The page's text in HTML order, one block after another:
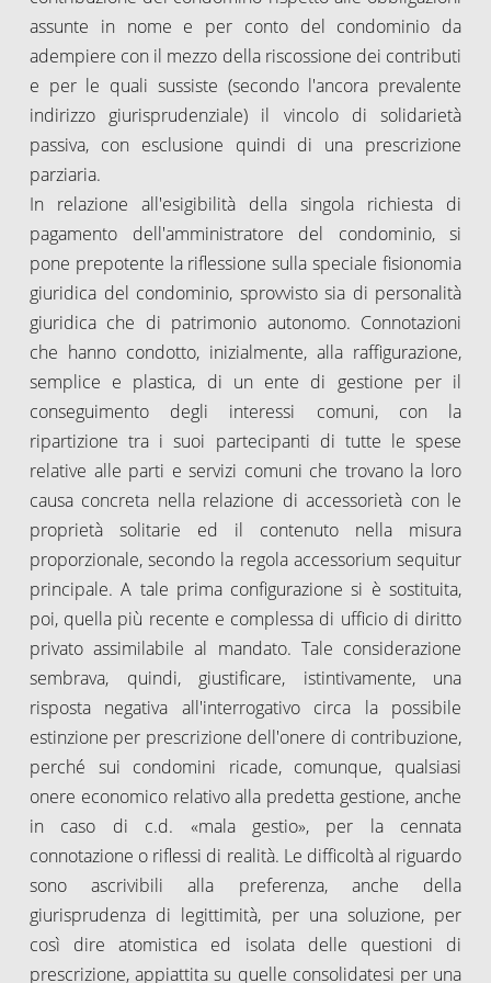
assunte in nome e per conto del condominio da
adempiere con il mezzo della riscossione dei contributi
e per le quali sussiste (secondo l'ancora prevalente
indirizzo giurisprudenziale) il vincolo di solidarietà
passiva, con esclusione quindi di una prescrizione
parziaria.
In relazione all'esigibilità della singola richiesta di
pagamento dell'amministratore del condominio, si
pone prepotente la riflessione sulla speciale fisionomia
giuridica del condominio, sprovvisto sia di personalità
giuridica che di patrimonio autonomo. Connotazioni
che hanno condotto, inizialmente, alla raffigurazione,
semplice e plastica, di un ente di gestione per il
conseguimento degli interessi comuni, con la
ripartizione tra i suoi partecipanti di tutte le spese
relative alle parti e servizi comuni che trovano la loro
causa concreta nella relazione di accessorietà con le
proprietà solitarie ed il contenuto nella misura
proporzionale, secondo la regola accessorium sequitur
principale. A tale prima configurazione si è sostituita,
poi, quella più recente e complessa di ufficio di diritto
privato assimilabile al mandato. Tale considerazione
sembrava, quindi, giustificare, istintivamente, una
risposta negativa all'interrogativo circa la possibile
estinzione per prescrizione dell'onere di contribuzione,
perché sui condomini ricade, comunque, qualsiasi
onere economico relativo alla predetta gestione, anche
in caso di c.d. «mala gestio», per la cennata
connotazione o riflessi di realità. Le difficoltà al riguardo
sono ascrivibili alla preferenza, anche della
giurisprudenza di legittimità, per una soluzione, per
così dire atomistica ed isolata delle questioni di
prescrizione, appiattita su quelle consolidatesi per una